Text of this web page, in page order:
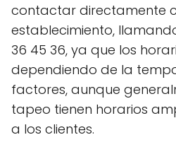
contactar directamente
establecimiento,
36 45 36, ya que los
dependiendo de la
factores, aunque
tapeo tienen horarios
a los clientes.